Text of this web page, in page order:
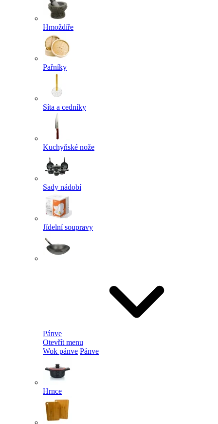
Hmoždíře
Pařníky
Síta a cedníky
Kuchyňské nože
Sady nádobí
Jídelní soupravy
Pánve
Otevřít menu
Wok pánve Pánve
Hrnce